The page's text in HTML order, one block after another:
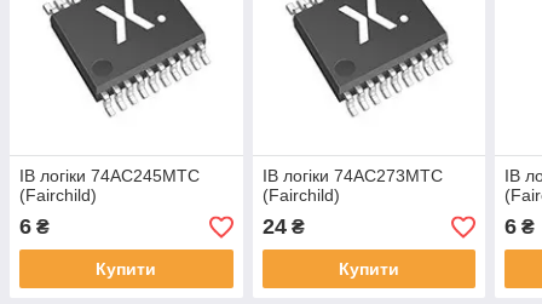
ІВ логіки 74AC245MTC
(Fairchild)
6 ₴
Купити
ІВ логіки 74AC273MTC
(Fairchild)
24₴
Купити
ІВ
6 ₴